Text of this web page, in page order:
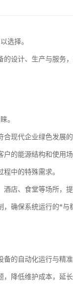
选择。
设计、生产与服务
。
现代企业绿色发展的
的能源结构和使用场
中的特殊需求。
店、食堂等场所，提
确保系统运行的*与
的自动化运行与精准
降低维护成本，延长